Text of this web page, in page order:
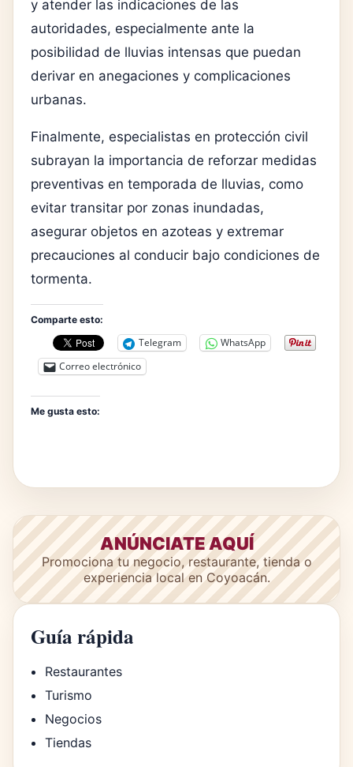
y atender las indicaciones de las
autoridades, especialmente ante la
posibilidad de lluvias intensas que puedan
derivar en anegaciones y complicaciones
urbanas.
Finalmente, especialistas en protección civil
subrayan la importancia de reforzar medidas
preventivas en temporada de lluvias, como
evitar transitar por zonas inundadas,
asegurar objetos en azoteas y extremar
precauciones al conducir bajo condiciones de
tormenta.
Comparte esto:
Telegram
WhatsApp
Correo electrónico
Me gusta esto:
ANÚNCIATE AQUÍ
Promociona tu negocio, restaurante, tienda o
experiencia local en Coyoacán.
Guía rápida
Restaurantes
Turismo
Negocios
Tiendas